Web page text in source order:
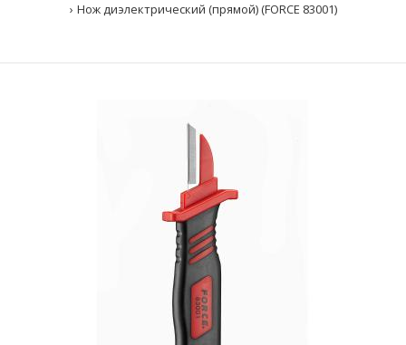
Нож диэлектрический (прямой) (FORCE 83001)